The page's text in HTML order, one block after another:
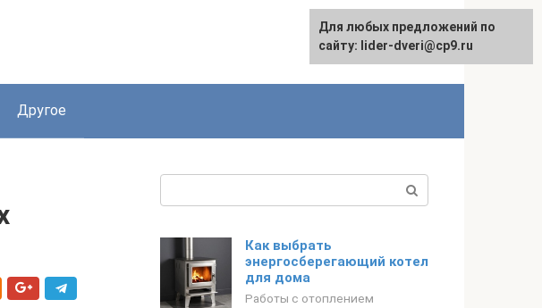
Другое
Как выбрать
энергосберегающий котел
для дома
Работы с отоплением
Для любых предложений по
сайту: lider-dveri@cp9.ru